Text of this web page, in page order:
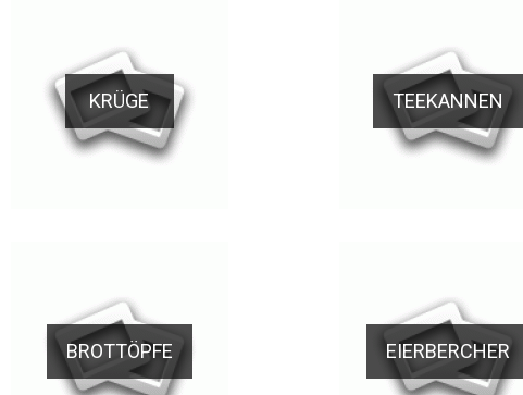
KRÜGE TEEKANNEN
BROTTÖPFE EIERBERCHER